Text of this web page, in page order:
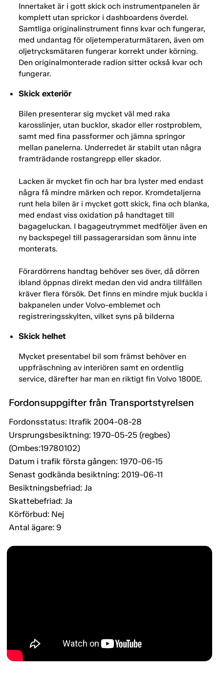
Innertaket är i gott skick och instrumentpanelen är
komplett utan sprickor i dashboardens överdel.
Samtliga originalinstrument finns kvar och fungerar,
med undantag för oljetemperaturmätaren, även om
oljetrycksmätaren fungerar korrekt under körning.
Den originalmonterade radion sitter också kvar och
fungerar.
Skick exteriör
Bilen presenterar sig mycket väl med raka
karosslinjer, utan bucklor, skador eller rostproblem,
samt med fina passformer och jämna springor
mellan panelerna. Underredet är stabilt utan några
framträdande rostangrepp eller skador.
Lacken är mycket fin och har bra lyster med endast
några få mindre märken och repor. Kromdetaljerna
runt hela bilen är i mycket gott skick, fina och blanka,
med endast viss oxidation på handtaget till
bagageluckan. I bagageutrymmet medföljer även en
ny backspegel till passagerarsidan som ännu inte
monterats.
Förardörrens handtag behöver ses över, då dörren
ibland öppnas direkt medan den vid andra tillfällen
kräver flera försök. Det finns en mindre mjuk buckla i
bakpanelen under Volvo-emblemet och
registreringsskylten, vilket syns på bilderna
Skick helhet
Mycket presentabel bil som främst behöver en
uppfräschning av interiören samt en ordentlig
service, därefter har man en riktigt fin Volvo 1800E.
Fordonsuppgifter från Transportstyrelsen
Fordonsstatus: Itrafik 2004-08-28
Ursprungsbesiktning: 1970-05-25 (regbes)
(Ombes:19780102)
Datum i trafik första gången: 1970-06-15
Senast godkända besiktning: 2019-06-11
Besiktningsbefriad: Ja
Skattebefriad: Ja
Körförbud: Nej
Antal ägare: 9